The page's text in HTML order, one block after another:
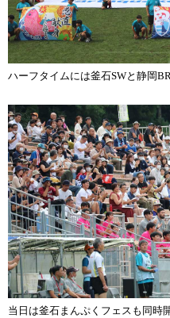
ハーフタイムには釜石SWと静岡
当日は釜石まんぷくフェスも同